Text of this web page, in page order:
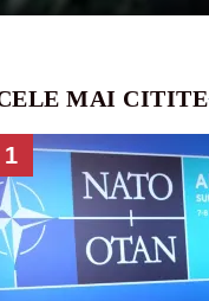
MAI CITITE
1